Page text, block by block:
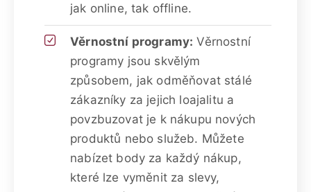
jak online, tak offline.
Věrnostní programy: Věrnostní
programy jsou skvělým
způsobem, jak odměňovat stálé
zákazníky za jejich loajalitu a
povzbuzovat je k nákupu nových
produktů nebo služeb. Můžete
nabízet body za každý nákup,
které lze vyměnit za slevy,